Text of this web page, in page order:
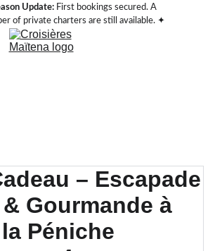
Update: First bookings secured. A
of private charters are still available. ✦